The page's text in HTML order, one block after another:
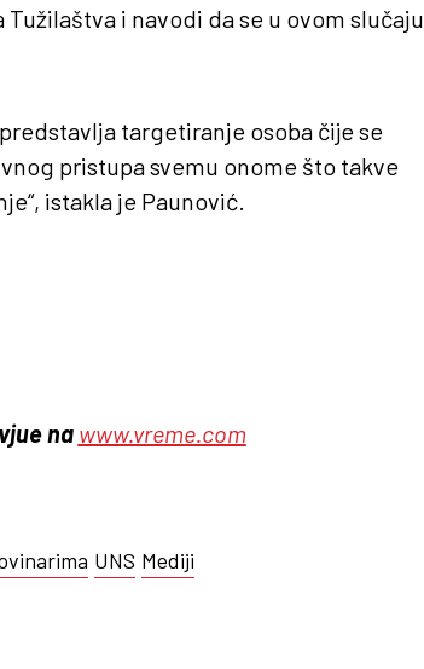
i navodi da se u ovom slučaju
targetiranje osoba čije se
pristupa svemu onome što takve
istakla je Paunović.
na www.vreme.com
UNS Mediji